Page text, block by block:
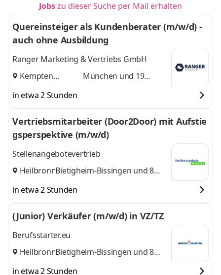
Jobszu dieser Suche per Mail erhalten
Quereinsteiger als Kundenberater (m/w/d) -
auch ohne Ausbildung
Ranger Marketing & Vertriebs GmbH
Kempten
München und 19
in etwa 2 Stunden
Vertriebsmitarbeiter (Door2Door) mit Aufstie
gsperspektive (m/w/d)
Stellenangebotevertrieb
Heilbronn,
Bietigheim-Bissingen und 8
in etwa 2 Stunden
(Junior) Verkäufer (m/w/d) in VZ/TZ
Berufsstarter.eu
Heilbronn,
Bietigheim-Bissingen und 8
in etwa 2 Stunden